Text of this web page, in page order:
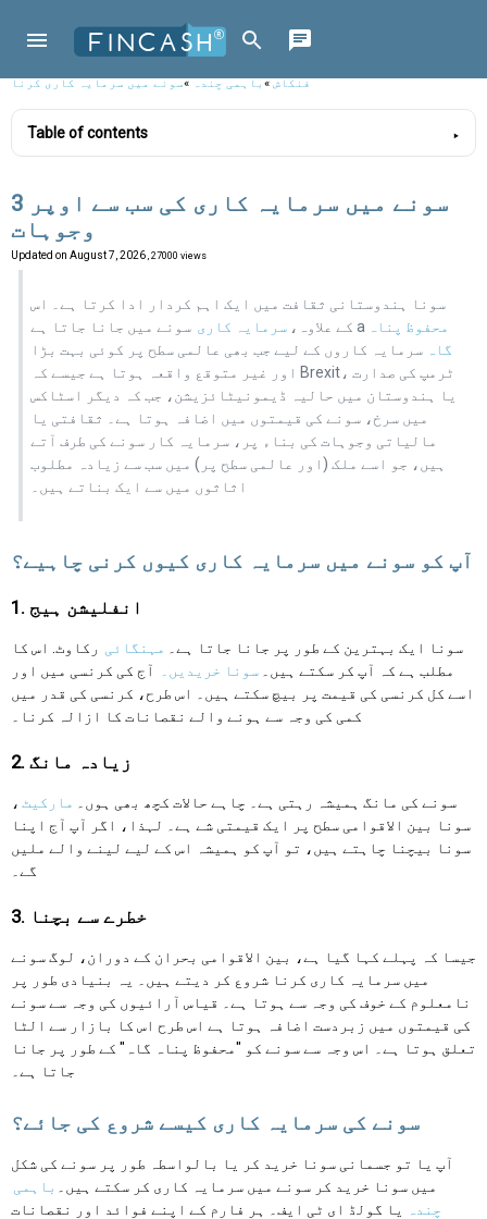
فنکاش»باہمی چندہ»سونے میں سرمایہ کاری کرنا
Table of contents
سونے میں سرمایہ کاری کی سب سے اوپر 3
وجوہات
Updated on August 7, 2026 , 27000 views
سونا ہندوستانی ثقافت میں ایک اہم کردار ادا کرتا ہے۔ اس
کے علاوہ، سرمایہ کاری سونے میں جانا جاتا ہے a محفوظ پناہ
گاہ سرمایہ کاروں کے لیے جب بھی عالمی سطح پر کوئی بہت بڑا
اور غیر متوقع واقعہ ہوتا ہے جیسے کہ Brexit، ٹرمپ کی صدارت
یا ہندوستان میں حالیہ ڈیمونیٹائزیشن، جب کہ دیگر اسٹاکس
میں سرخ، سونے کی قیمتوں میں اضافہ ہوتا ہے۔ ثقافتی یا
مالیاتی وجوہات کی بناء پر، سرمایہ کار سونے کی طرف آتے
ہیں، جو اسے ملک (اور عالمی سطح پر) میں سب سے زیادہ مطلوب
اثاثوں میں سے ایک بناتے ہیں۔
آپ کو سونے میں سرمایہ کاری کیوں کرنی چاہیے؟
1. انفلیشن ہیج
سونا ایک بہترین کے طور پر جانا جاتا ہے۔ مہنگائی رکاوٹ. اس کا
مطلب ہے کہ آپ کر سکتے ہیں۔ سونا خریدیں۔
آج کی کرنسی میں اور
اسے کل کرنسی کی قیمت پر بیچ سکتے ہیں۔ اس طرح، کرنسی کی قدر میں
کمی کی وجہ سے ہونے والے نقصانات کا ازالہ کرنا۔
2. زیادہ مانگ
سونے کی مانگ ہمیشہ رہتی ہے۔ چاہے حالات کچھ بھی ہوں۔ مارکیٹ ،
سونا بین الاقوامی سطح پر ایک قیمتی شے ہے۔ لہذا، اگر آپ آج اپنا
سونا بیچنا چاہتے ہیں، تو آپ کو ہمیشہ اس کے لیے لینے والے ملیں
گے۔
3. خطرے سے بچنا
جیسا کہ پہلے کہا گیا ہے، بین الاقوامی بحران کے دوران، لوگ سونے
میں سرمایہ کاری کرنا شروع کر دیتے ہیں۔ یہ بنیادی طور پر
نامعلوم کے خوف کی وجہ سے ہوتا ہے۔ قیاس آرائیوں کی وجہ سے سونے
کی قیمتوں میں زبردست اضافہ ہوتا ہے اس طرح اس کا بازار سے الٹا
تعلق ہوتا ہے۔ اس وجہ سے سونے کو "محفوظ پناہ گاہ" کے طور پر جانا
جاتا ہے۔
سونے کی سرمایہ کاری کیسے شروع کی جائے؟
آپ یا تو جسمانی سونا خرید کر یا بالواسطہ طور پر سونے کی شکل
میں سونا خرید کر سونے میں سرمایہ کاری کر سکتے ہیں۔
باہمی
چندہ
یا گولڈ ای ٹی ایف۔ ہر فارم کے اپنے فوائد اور نقصانات